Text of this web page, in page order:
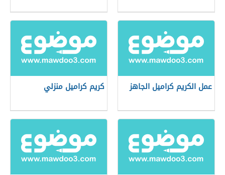
عمل الكريم كراميل الجاهز كريم كراميل منزلي